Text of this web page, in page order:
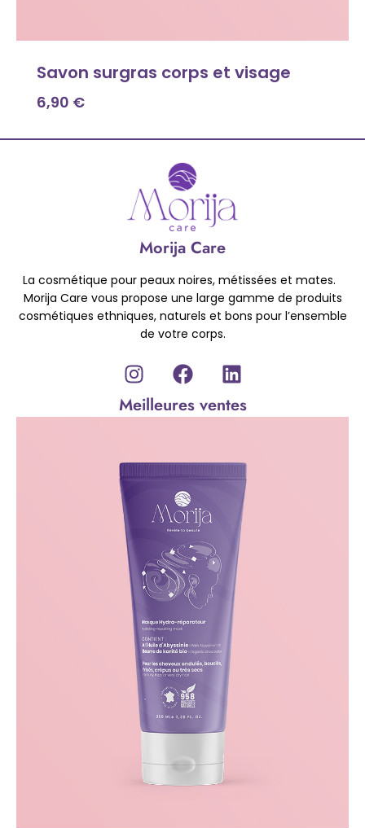
Savon surgras corps et visage
6,90 €
Morija Care
La cosmétique pour peaux noires, métissées et mates.
Morija Care vous propose une large gamme de produits
cosmétiques ethniques, naturels et bons pour l’ensemble
de votre corps.
Meilleures ventes